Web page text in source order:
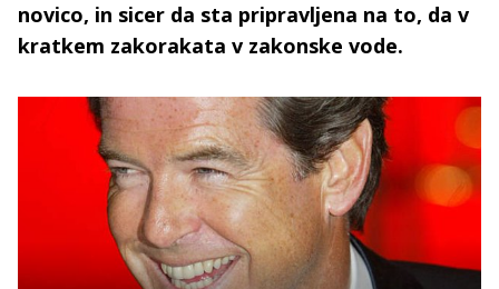
novico, in sicer da sta pripravljena na to, da v
kratkem zakorakata v zakonske vode.